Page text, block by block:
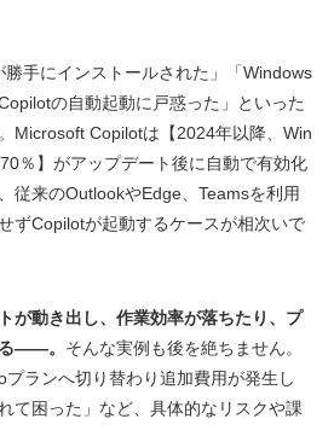
勝手にインストールされた」「Windows
の自動起動に戸惑った」といった
Microsoft Copilotは【2024年以降、Win
％】がアップデート後に自動で有効化
従来のOutlookやEdge、Teamsを利用
ずCopilotが起動するケースが相次いで
が動き出し、作業効率が落ちたり、プ
――。 そんな実例も後を絶ちません。
ランへ切り替わり追加費用が発生し
て困った」など、具体的なリスクや課